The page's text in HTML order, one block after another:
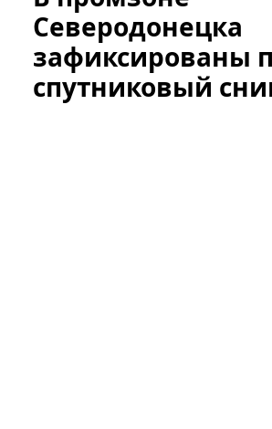
Северодонецка
зафиксированы
спутниковый